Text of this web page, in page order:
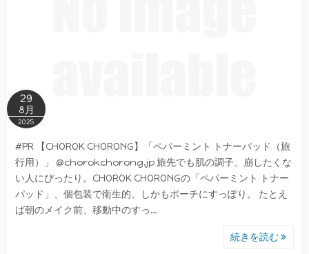
29
8月
2025
#PR 【CHOROK CHORONG】「ペパーミント トナーパッド（旅
行用）」 @chorokchorong.jp 旅先でも肌の調子、崩したくな
い人にぴったり。CHOROK CHORONGの「ペパーミント トナー
パッド」、個包装で衛生的、しかもポーチにすっぽり。 たとえ
ば朝のメイク前、移動中のすっ…
続きを読む